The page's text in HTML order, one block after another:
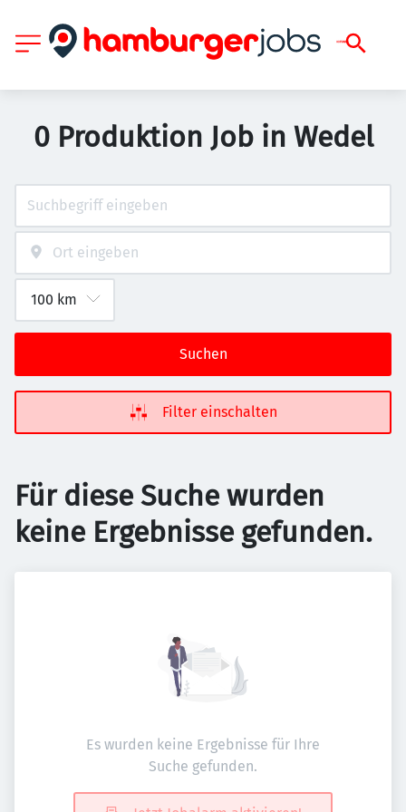
0 Produktion Job in Wedel
Suchen
Filter einschalten
Für diese Suche wurden
keine Ergebnisse gefunden.
Es wurden keine Ergebnisse für Ihre
Suche gefunden.